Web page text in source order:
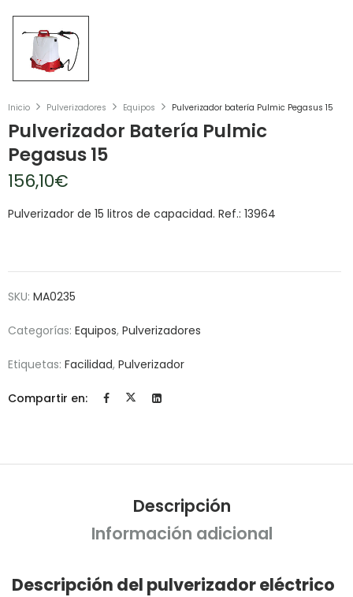
Inicio Pulverizadores Equipos Pulverizador batería Pulmic Pegasus 15
Pulverizador Batería Pulmic
Pegasus 15
156,10€
Pulverizador de 15 litros de capacidad. Ref.: 13964
SKU: MA0235
Categorías: Equipos, Pulverizadores
Etiquetas: Facilidad, Pulverizador
Compartir en:
Descripción
Información adicional
Descripción del pulverizador eléctrico